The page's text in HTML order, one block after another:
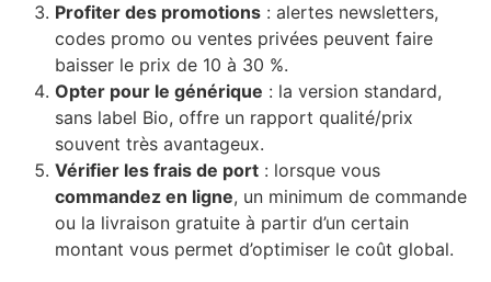
Profiter des promotions : alertes newsletters,
codes promo ou ventes privées peuvent faire
baisser le prix de 10 à 30 %.
Opter pour le générique : la version standard,
sans label Bio, offre un rapport qualité/prix
souvent très avantageux.
Vérifier les frais de port : lorsque vous
commandez en ligne, un minimum de commande
ou la livraison gratuite à partir d’un certain
montant vous permet d’optimiser le coût global.